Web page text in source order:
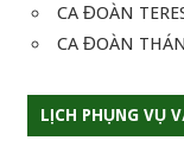
CA ĐOÀN
CA ĐOÀN
LỊCH PHỤNG VỤ